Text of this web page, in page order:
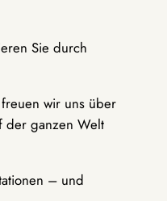
Sie durch
wir uns über
der ganzen Welt
– und